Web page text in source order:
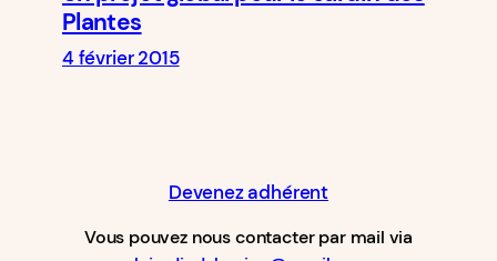
Plantes
4 février 2015
Devenez adhérent
Vous pouvez nous contacter par mail via